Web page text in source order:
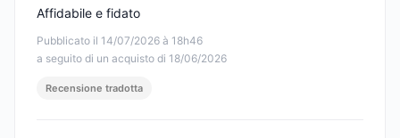
Pubblicato il 14/07/2026 à 18h46
a seguito di un acquisto di 18/06/2026
Affidabile e fidato
Recensione tradotta